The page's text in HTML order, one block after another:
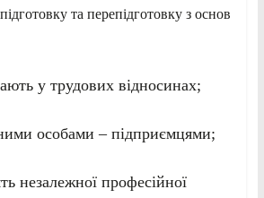
та перепідготовку з основ
у трудових відносинах;
особами – підприємцями;
незалежної професійної